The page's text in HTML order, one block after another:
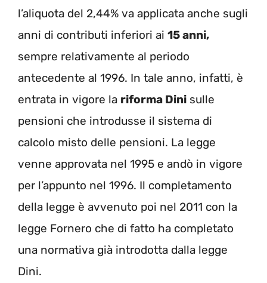
l’aliquota del 2,44% va applicata anche sugli
anni di contributi inferiori ai 15 anni,
sempre relativamente al periodo
antecedente al 1996. In tale anno, infatti, è
entrata in vigore la riforma Dini sulle
pensioni che introdusse il sistema di
calcolo misto delle pensioni. La legge
venne approvata nel 1995 e andò in vigore
per l’appunto nel 1996. Il completamento
della legge è avvenuto poi nel 2011 con la
legge Fornero che di fatto ha completato
una normativa già introdotta dalla legge
Dini.